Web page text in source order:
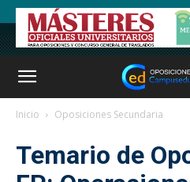
Inicio Oposiciones Secundaria
Temario de